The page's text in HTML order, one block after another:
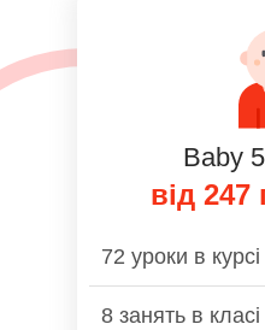
Baby
72 уроки в курсі
8 занять в
від 247